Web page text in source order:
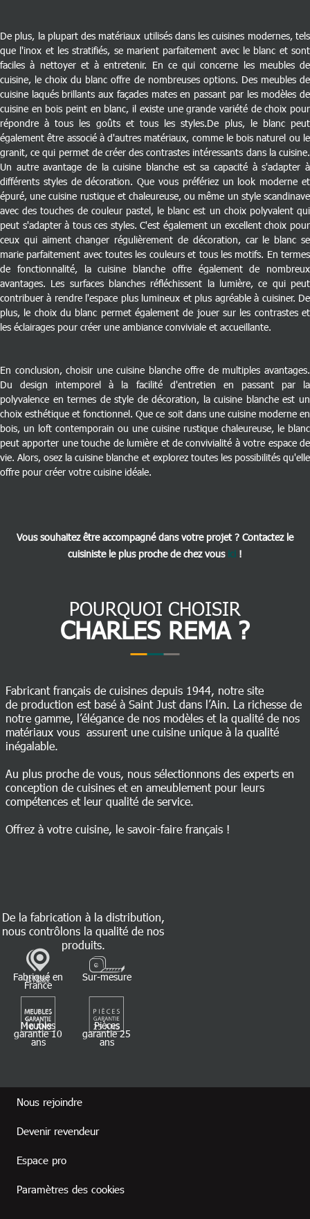
De plus, la plupart des matériaux utilisés dans les cuisines modernes, tels
que l'inox et les stratifiés, se marient parfaitement avec le blanc et sont
faciles à nettoyer et à entretenir. En ce qui concerne les meubles de
cuisine, le choix du blanc offre de nombreuses options. Des meubles de
cuisine laqués brillants aux façades mates en passant par les modèles de
cuisine en bois peint en blanc, il existe une grande variété de choix pour
répondre à tous les goûts et tous les styles.De plus, le blanc peut
également être associé à d'autres matériaux, comme le bois naturel ou le
granit, ce qui permet de créer des contrastes intéressants dans la cuisine.
Un autre avantage de la cuisine blanche est sa capacité à s'adapter à
différents styles de décoration. Que vous préfériez un look moderne et
épuré, une cuisine rustique et chaleureuse, ou même un style scandinave
avec des touches de couleur pastel, le blanc est un choix polyvalent qui
peut s'adapter à tous ces styles. C'est également un excellent choix pour
ceux qui aiment changer régulièrement de décoration, car le blanc se
marie parfaitement avec toutes les couleurs et tous les motifs. En termes
de fonctionnalité, la cuisine blanche offre également de nombreux
avantages. Les surfaces blanches réfléchissent la lumière, ce qui peut
contribuer à rendre l'espace plus lumineux et plus agréable à cuisiner. De
plus, le choix du blanc permet également de jouer sur les contrastes et
les éclairages pour créer une ambiance conviviale et accueillante.
En conclusion, choisir une cuisine blanche offre de multiples avantages.
Du design intemporel à la facilité d'entretien en passant par la
polyvalence en termes de style de décoration, la cuisine blanche est un
choix esthétique et fonctionnel. Que ce soit dans une cuisine moderne en
bois, un loft contemporain ou une cuisine rustique chaleureuse, le blanc
peut apporter une touche de lumière et de convivialité à votre espace de
vie. Alors, osez la cuisine blanche et explorez toutes les possibilités qu'elle
offre pour créer votre cuisine idéale.
Vous souhaitez être accompagné dans votre projet ? Contactez le
cuisiniste le plus proche de chez vous ici !
POURQUOI CHOISIR
CHARLES REMA ?
Fabricant français de cuisines depuis 1944, notre site
de production est basé à Saint Just dans l’Ain. La richesse de
notre gamme, l’élégance de nos modèles et la qualité de nos
matériaux vous assurent une cuisine unique à la qualité
inégalable.
Au plus proche de vous, nous sélectionnons des experts en
conception de cuisines et en ameublement pour leurs
compétences et leur qualité de service.
Offrez à votre cuisine, le savoir-faire français !
De la fabrication à la distribution,
nous contrôlons la qualité de nos
produits.
Fabriqué en
France
Sur-mesure
Meubles
garantie 10
ans
Pièces
garantie 25
ans
Nous rejoindre
Devenir revendeur
Espace pro
Paramètres des cookies